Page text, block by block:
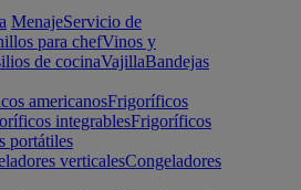
MenajeServicio de
para chefVinos y
de cocinaVajillaBandejas
americanosFrigoríficos
integrablesFrigoríficos
portátiles
verticalesCongeladores